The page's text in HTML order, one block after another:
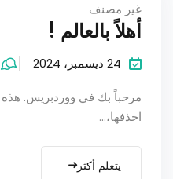
غير مصنف
أهلاً بالعالم !
24 ديسمبر، 2024
مرحباً بك في ووردبريس. هذه
احذفها،...
يتعلم أكثر